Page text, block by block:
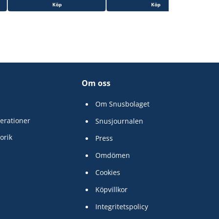
Köp Köp
Om oss
Om Snusbolaget
Snusjournalen
Press
Omdömen
Cookies
Köpvillkor
Integritetspolicy